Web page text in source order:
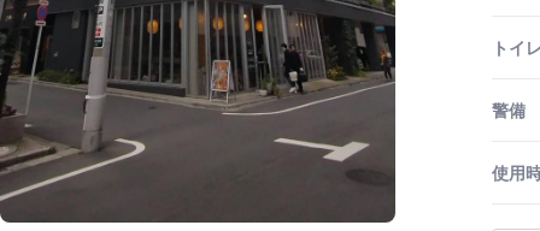
トイ
警備
使用